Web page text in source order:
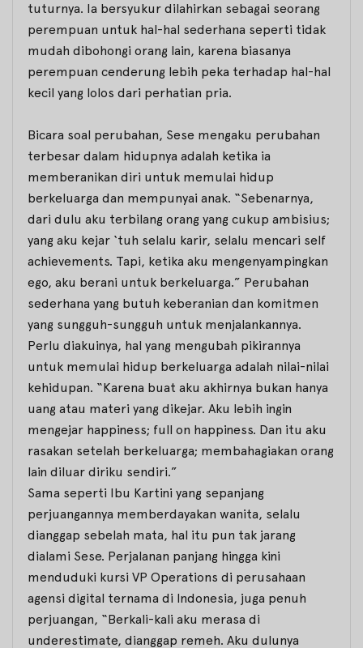
tuturnya. Ia bersyukur dilahirkan sebagai seorang
perempuan untuk hal-hal sederhana seperti tidak
mudah dibohongi orang lain, karena biasanya
perempuan cenderung lebih peka terhadap hal-hal
kecil yang lolos dari perhatian pria.
Bicara soal perubahan, Sese mengaku perubahan
terbesar dalam hidupnya adalah ketika ia
memberanikan diri untuk memulai hidup
berkeluarga dan mempunyai anak. “Sebenarnya,
dari dulu aku terbilang orang yang cukup ambisius;
yang aku kejar ‘tuh selalu karir, selalu mencari self
achievements. Tapi, ketika aku mengenyampingkan
ego, aku berani untuk berkeluarga.” Perubahan
sederhana yang butuh keberanian dan komitmen
yang sungguh-sungguh untuk menjalankannya.
Perlu diakuinya, hal yang mengubah pikirannya
untuk memulai hidup berkeluarga adalah nilai-nilai
kehidupan. “Karena buat aku akhirnya bukan hanya
uang atau materi yang dikejar. Aku lebih ingin
mengejar happiness; full on happiness. Dan itu aku
rasakan setelah berkeluarga; membahagiakan orang
lain diluar diriku sendiri.”
Sama seperti Ibu Kartini yang sepanjang
perjuangannya memberdayakan wanita, selalu
dianggap sebelah mata, hal itu pun tak jarang
dialami Sese. Perjalanan panjang hingga kini
menduduki kursi VP Operations di perusahaan
agensi digital ternama di Indonesia, juga penuh
perjuangan, “Berkali-kali aku merasa di
underestimate, dianggap remeh. Aku dulunya